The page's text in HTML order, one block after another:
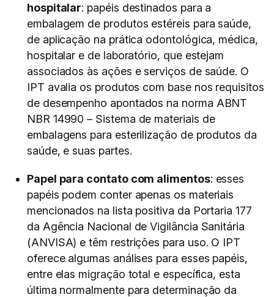
hospitalar: papéis destinados para a
embalagem de produtos estéreis para saúde,
de aplicação na prática odontológica, médica,
hospitalar e de laboratório, que estejam
associados às ações e serviços de saúde. O
IPT avalia os produtos com base nos requisitos
de desempenho apontados na norma ABNT
NBR 14990 – Sistema de materiais de
embalagens para esterilização de produtos da
saúde, e suas partes.
Papel para contato com alimentos: esses
papéis podem conter apenas os materiais
mencionados na lista positiva da Portaria 177
da Agência Nacional de Vigilância Sanitária
(ANVISA) e têm restrições para uso. O IPT
oferece algumas análises para esses papéis,
entre elas migração total e específica, esta
última normalmente para determinação da